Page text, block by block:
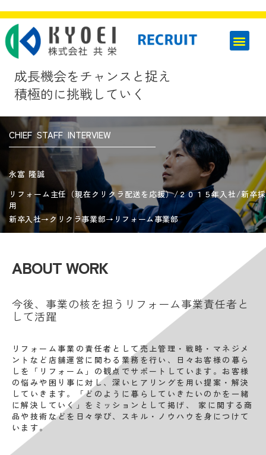
成長機会をチャンスと捉え
積極的に挑戦していく
CHIEF STAFF INTERVIEW
永富 隆誠
リフォーム主任（現在クリクラ配送を応援）/２０１５年入社/新卒採
用
新卒入社→クリクラ事業部→リフォーム事業部
ABOUT WORK
今後、事業の核を担うリフォーム事業責任者と
して活躍
リフォーム事業の責任者として売上管理・戦略・マネジメ
ントなど店舗運営に関わる業務を行い、日々お客様の暮ら
しを「リフォーム」の観点でサポートしています。お客様
の悩みや困り事に対し、深いヒアリングを用い提案・解決
していきます。「どのように暮らしていきたいのかを一緒
に解決していく」をミッションとして掲げ、 家に関する商
品や技術などを日々学び、スキル・ノウハウを身につけて
います。